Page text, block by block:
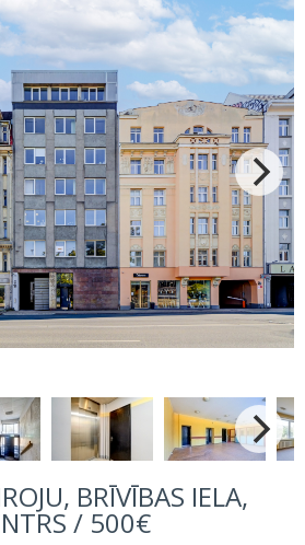
BRĪVĪBAS IELA,
/ 500€